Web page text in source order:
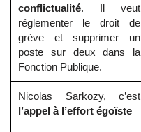
conflictualité. Il veut
réglementer le droit de
grève et supprimer un
poste sur deux dans la
Fonction Publique.
Nicolas Sarkozy, c’est
l’appel à l’effort égoïste